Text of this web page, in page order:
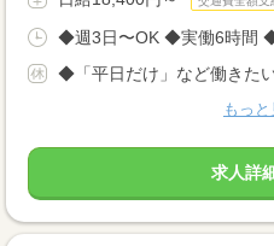
◆週3日〜OK ◆実働6時間 ◆
◆「平日だけ」など働きた
もっと
求人詳